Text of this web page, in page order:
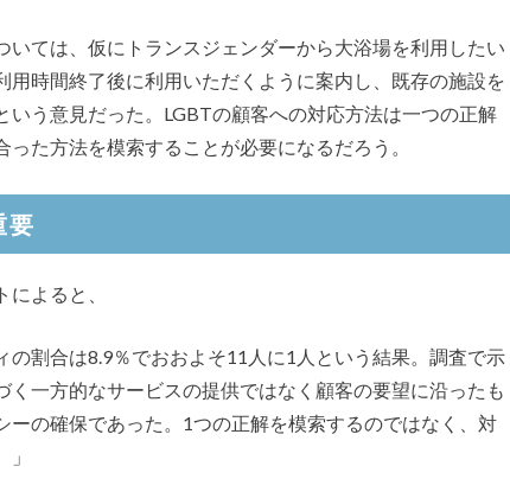
ては、仮にトランスジェンダーから大浴場を利用したい
用時間終了後に利用いただくように案内し、既存の施設を
う意見だった。LGBTの顧客への対応方法は一つの正解
た方法を模索することが必要になるだろう。
要
よると、
の割合は8.9％でおおよそ11人に1人という結果。調査で示
一方的なサービスの提供ではなく顧客の要望に沿ったも
の確保であった。1つの正解を模索するのではなく、対